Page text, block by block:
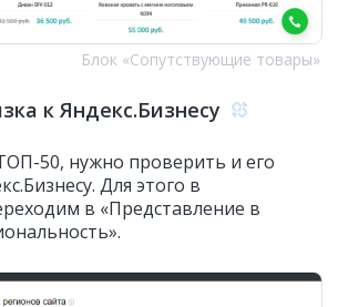
Блок «Сопутствующие товары»
к Яндекс.Бизнесу
50, нужно проверить и его
Для этого в
в «Представление в